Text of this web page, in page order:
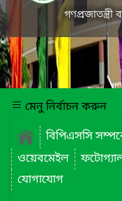
মেনু নির্বাচন করুন
বিপিএসসি
ওয়েবমেইল
যোগাযোগ